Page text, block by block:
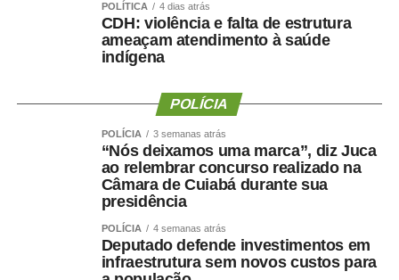
POLÍTICA 4 dias atrás
CDH: violência e falta de estrutura
ameaçam atendimento à saúde
indígena
POLÍCIA
POLÍCIA 3 semanas atrás
“Nós deixamos uma marca”, diz Juca
ao relembrar concurso realizado na
Câmara de Cuiabá durante sua
presidência
POLÍCIA 4 semanas atrás
Deputado defende investimentos em
infraestrutura sem novos custos para